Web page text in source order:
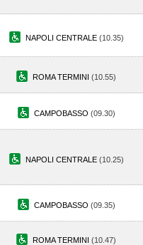
NAPOLI CENTRALE (10.35)
ROMA TERMINI (10.55)
CAMPOBASSO (09.30)
NAPOLI CENTRALE (10.25)
CAMPOBASSO (09.35)
ROMA TERMINI (10.47)